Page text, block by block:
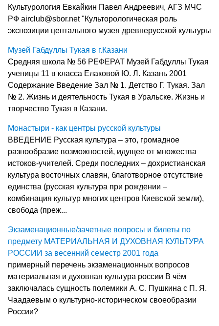
Культурология Евкайкин Павел Андреевич, АГЗ МЧС
РФ airclub@sbor.net "Культорологическая роль
экспозиции центального музея древнерусской культуры
Музей Габдуллы Тукая в г.Казани
Средняя школа № 56 РЕФЕРАТ Музей Габдуллы Тукая
ученицы 11 в класса Елаковой Ю. Л. Казань 2001
Содержание Введение Зал № 1. Детство Г. Тукая. Зал
№ 2. Жизнь и деятельность Тукая в Уральске. Жизнь и
творчество Тукая в Казани.
Монастыри - как центры русской культуры
ВВЕДЕНИЕ Русская культура – это, громадное
разнообразие возможностей, идущее от множества
истоков-учителей. Среди последних – дохристианская
культура восточных славян, благотворное отсутствие
единства (русская культура при рождении –
комбинация культур многих центров Киевской земли),
свобода (преж...
Экзаменационные/зачетные вопросы и билеты по
предмету МАТЕРИАЛЬНАЯ И ДУХОВНАЯ КУЛЬТУРА
РОССИИ за весенний семестр 2001 года
примерный перечень экзаменационных вопросов
материальная и духовная культура россии В чём
заключалась сущность полемики А. С. Пушкина с П. Я.
Чаадаевым о культурно-историческом своеобразии
России?